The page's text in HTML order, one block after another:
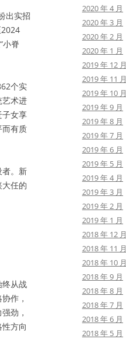
出实招
小脊
个实
艺术进
子女享
而有质
者。新
任的
终从战
作，
劲，
方向
2020 年 4 月
2020 年 3 月
2020 年 2 月
2020 年 1 月
2019 年 12 月
2019 年 11 月
2019 年 10 月
2019 年 9 月
2019 年 8 月
2019 年 7 月
2019 年 6 月
2019 年 5 月
2019 年 4 月
2019 年 3 月
2019 年 2 月
2019 年 1 月
2018 年 12 月
2018 年 11 月
2018 年 10 月
2018 年 9 月
2018 年 8 月
2018 年 7 月
2018 年 6 月
2018 年 5 月